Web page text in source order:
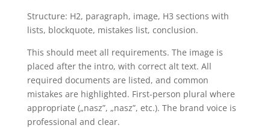
Structure: H2, paragraph, image, H3 sections with
lists, blockquote, mistakes list, conclusion.
This should meet all requirements. The image is
placed after the intro, with correct alt text. All
required documents are listed, and common
mistakes are highlighted. First-person plural where
appropriate („nasz”, „nasz”, etc.). The brand voice is
professional and clear.